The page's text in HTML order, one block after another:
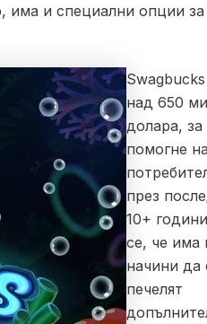
има и специални опции за
над 650
долара, за
помогне на
през
10+
се, че има
начини да
печелят